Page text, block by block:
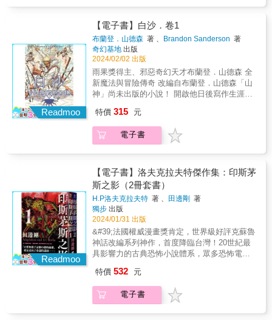
合大人。圖畫簡單明快、切中要點。作者僅僅
用巧妙的圖像分鏡（有時候完全沒有文字），
就精準製造出驚人的情節高潮。非常精采！絕
對值得推薦！
亮、肌膚觸覺溫煦的人間樂園，但沒想到敘事
竟切入霸凌、死亡等青春的暗面。風景和故
事，如兩朵飽含情感的巨大積雨雲在湛藍的海
面上方無聲對撞，徐徐融合，讓岸邊的讀者同
時感受到開闊和悽愴，以及莫名的安心
──Mangasick 這是充滿了青蔥蓊鬱，彷彿伴隨
著追尋、思念、遇見和分離的夏日。在陽光透
進的樹蔭之下、蟬鳴唧唧喧囂的日子中，乘載
著許多的回憶，抑或是不斷想要與他者、這個
世界連結的那份感情。 老師描繪的筆法簡斂卻
也細膩地把握如攝影般寫實的光影，將讀者帶
入一個似魔幻寫實的故事旅程。旅途中有著熟
悉而懷念的溫度，充滿了夏日獨有的炎熱、海
角色彼此之間既陌生又親密的情感互動，他們
追尋著重要的事物，有對他人深深的思念，有
自身與外界矛盾衝突的強烈情感，也有不斷面
對這個世界的自己。 在閱讀作品時，好像能夠
看見或多或少曾經埋藏在自我內心中的一部
分，穿插著似夢非夢的虛實場景，彷彿這些記
憶們如夢幻泡影，但卻又陪著我們往未來邁
進。 而這一切，可能是許久前已經埋藏在我們
心中的回憶片段，或是年復一年將會再度遇見
的，那鬱鬱蔥蔥的盛夏。 ──𝐘𝐨𝐧𝐠 詠｜插畫家
水濕黏的鹹味，都在水彩的渲染下散發出獨特
的夏日氣息。 《在夏日》用小說步調緩慢說故
事，在電影般的鏡頭下呈現細節。貓咪在臂彎
有值得被放大的細節與美好，正是人生充滿意
義的各種痕跡。我想，無論在台北的生活如
何、日常普凡或是獨特，就先暫時這樣吧，只
要挺過眼前難捱的近況，悲苦終將成為過客。
――迷誠品主題專欄╱作者FLiPER（云 ʕ•͡-
•ʔฅ）以台灣漫畫市場而言，《暫時先這樣》相
當具有原創性。內容中對台灣現實氛圍的描繪
看，皆是從未體驗過的生活模式。本書搭配了
圖像小說類作品中從未有過的角度來觀察台灣
社會，實為一部難能可貴的作品。――國立中
央大學法文系葛尹風副教授北漂都市求生的通
勤上班族、享受一人料理的獨身女子、夜半街
頭相遇的餵貓人士、相差十幾歲的一日情
侶……，《暫時先這樣》是一部描寫城市的作
品，作者陳沛珛以七年級（80後╱Y世代）女生
的視角，半自傳地記錄下台北街頭的日常片
刻。書中看似平淡的閒散對話，卻能讓人深切
感受到屬於都市生活的疏離與自適，以及都市
女生特有的口吻神態。《暫時先這樣》不為城
市下註解，我們來到這座城市，為了各自的原
家……而在當下的過程，或許只是想著：「暫
時，先這樣。」每個人都是過客，每個人也都
是主角。一本書的起點，Tracing the Cat沛珛
須試圖將御沙師團結起來。現在已來到最後的
分，與自己公會中的敵人作戰，並找出殺死他
父親、近乎摧毀御沙師的伏擊背後真相！ 「御
沙師就是如此戰鬥的。在每一秒脫水、每一分
疼痛之中，操御沙粒起舞。」 作者簡介 布蘭
登．山德森Brandon Sanderson 西元1975年生
於美國內布拉斯加州首府林肯。15歲時在書店
見到奇幻大師羅伯特．喬丹的暢銷經典鉅作
立志寫作向大師看齊。 2005年，首部長篇小
說《諸神之城：伊嵐翠》付梓，連續入選
2006、2007美國奇科幻地位最高的新人獎項──
者》等書，被各大書評給與高度評價，更讓喬
丹大師指定他為「時光之輪」完結篇的接班人
選！ 2009年10月《時光之輪12：末日風暴》出
版，打敗丹．布朗新書《失落的符號》，空降
紐約時報排行榜冠軍。 2010年2月「迷霧
之子」三部曲陸續在台出版，以其華麗精采又
節奏輕快的內容，破除一般讀者對於奇幻小說
設定繁複，閱讀門檻高的類型限制，掀起奇幻
小說大眾化熱潮，創造全系列至今銷售破二十
萬冊佳績！ 2012年2月，山德森籌思規畫
部曲《王者之路》推出，超越「迷霧之子」系
列成就，讓評論家和讀者們紛紛驚呼他為「邪
惡的天才」！ 2013年9月，以參訪台灣故宮為
典」，一窺泰爾丹的魔法運作、人文風俗及物
種生態！ 「在我所有的魔法中，御沙術在本質
上是最具視覺效果，也是最適合改編成圖像小
說的魔法。」——布蘭登．山德森 「《白沙》
是山德森寰宇世界中隱藏的瑰寶。」——
Tor.com奇科幻小說雜誌網站 ╳╳╳ 泰爾丹這
顆沙漠星球處於兩個恆星之間， 因此一邊始終
處於光明之中，另一邊則始終處於黑暗之中，
而強大的魔法只發生在擁有光明的沙地上……
之後，他成為了幾位僅存御沙師中的宗師主。
由於統治委員會準備反對他，滿腔不滿的坎頓
必須發揮外交手腕，才有希望阻止御沙師被解
散一途。 然而，問題遠比他想得複雜：御沙師
內部的忠誠出現裂痕，更有刺客不時從各方襲
來，而坎頓唯一真正的盟友是克里絲，但她另
有自己的盤算…… 「我們和他人太疏遠了，沒
注意到所有派別已團結起來反對我們……」 作
者簡介 布蘭登．山德森Brandon Sanderson 西
元1975年生於美國內布拉斯加州首府林肯。15
歲時在書店見到奇幻大師羅伯特．喬丹的暢銷
經典鉅作《時光之輪1：世界之眼》，從此成為
部長篇小說《諸神之城：伊嵐翠》付梓，連續
入選2006、2007美國奇科幻地位最高的新人獎
項──約翰．坎伯新人獎，之後陸續寫下「迷霧
Readmoo
【電子書】白沙．卷1
布蘭登．山德森 著 、 Brandon Sanderson 著
奇幻基地 出版
2024/02/02 出版
雨果獎得主、邪惡奇幻天才布蘭登．山德森 全
新魔法與冒險傳奇 改編自布蘭登．山德森「山
神」尚未出版的小說！ 開啟他日後寫作生涯的
一場日與暗、沙與御沙師之戰躍然紙上！ ★完
整收錄國外最新版故事內容！ ★以圖像視覺的
方式，將寰宇中至關重要的一章呈現在讀者面
的魔法中，御沙術在本質上是最具視覺效果，
也是最適合改編成圖像小說的魔法。」——布
蘭登．山德森 「《白沙》是山德森寰宇世界中
隱藏的瑰寶。」——Tor.com奇科幻小說雜誌網
站 ╳╳╳ 泰爾丹這顆沙漠星球處於兩個恆星之
間， 因此一邊始終處於光明之中，另一邊則始
終處於黑暗之中， 而強大的魔法只發生在擁有
光明的沙地上…… 在泰爾丹星球上，「御沙
師」利用神祕力量以驚人的方式操縱沙子。而
當他們在一場險惡的陰謀中被屠殺時，被大多
存者。面對四方逼近的敵人，坎頓與克里絲建
立起微妙的合作關係——克里絲是一位神祕的
暗面人，身上隱藏著某些祕密。 「在成為宗師
特價 315 元
電子書
Readmoo
【電子書】洛夫克拉夫特傑作集：印斯茅
斯之影（2冊套書）
H.P洛夫克拉夫特 著 、 田邊剛 著
獨步 出版
2024/01/31 出版
&#39;法國權威漫畫獎肯定，世界級好評克蘇魯
神話改編系列神作，首度降臨台灣！20世紀最
具影響力的古典恐怖小說體系，眾多恐怖電
&mdash;&mdash;只要知道了這個小鎮的祕
密，就是走向了命運的盡頭&hellip;&hellip;與
《克蘇魯的呼喚》、《敦威治驚魂》並稱克蘇
特價 532 元
電子書